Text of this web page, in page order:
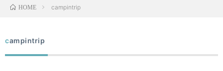
HOME campintrip
campintrip